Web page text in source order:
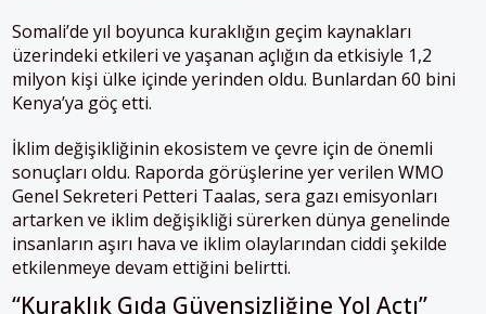
Somali’de yıl boyunca kuraklığın geçim kaynakları
üzerindeki etkileri ve yaşanan açlığın da etkisiyle 1,2
milyon kişi ülke içinde yerinden oldu. Bunlardan 60 bini
Kenya’ya göç etti.
İklim değişikliğinin ekosistem ve çevre için de önemli
sonuçları oldu. Raporda görüşlerine yer verilen WMO
Genel Sekreteri Petteri Taalas, sera gazı emisyonları
artarken ve iklim değişikliği sürerken dünya genelinde
insanların aşırı hava ve iklim olaylarından ciddi şekilde
etkilenmeye devam ettiğini belirtti.
“Kuraklık Gıda Güvensizliğine Yol Açtı”